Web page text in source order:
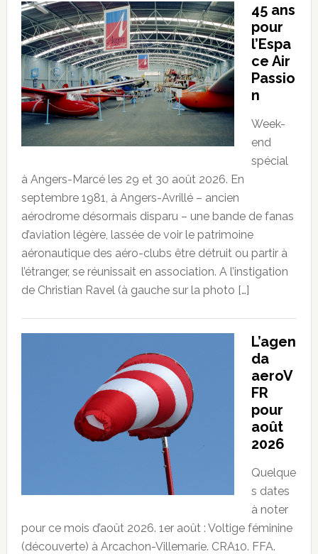
45 ans
pour
l’Espa
ce Air
Passio
n
Week-
end
spécial
à Angers-Marcé les 29 et 30 août 2026. En
septembre 1981, à Angers-Avrillé – ancien
aérodrome désormais disparu – une bande de fanas
d’aviation légère, lassée de voir le patrimoine
aéronautique des aéro-clubs être détruit ou partir à
l’étranger, se réunissait en association. A l’instigation
de Christian Ravel (à gauche sur la photo […]
L’agen
da
aeroV
FR
pour
août
2026
Quelque
s dates
à noter
pour ce mois d’août 2026. 1er août : Voltige féminine
(découverte) à Arcachon-Villemarie. CRA10. FFA.